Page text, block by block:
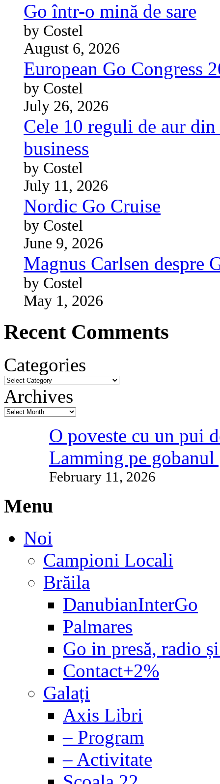
Go într-o mină de sare
by Costel
August 6, 2026
European Go Congress
by Costel
July 26, 2026
Cele 10 reguli de aur
business
by Costel
July 11, 2026
Nordic Go Cruise
by Costel
June 9, 2026
Magnus Carlsen despre
by Costel
May 1, 2026
Recent Comments
Categories
Archives
O poveste cu un pui
Lamming pe gobanul
February 11, 2026
Menu
Noi
Campioni Locali
Brăila
DanubianInterGo
Palmares
Go in presă, radio
Contact+2%
Galați
Axis Libri
– Program
– Activitate